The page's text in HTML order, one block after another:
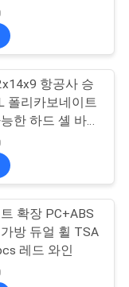
23
핀 휠,
항공사 승
폴리카보네이트
한 하드 셸 바지
, 20 인치)
확장 PC+ABS
방 듀얼 휠 TSA
레드 와인